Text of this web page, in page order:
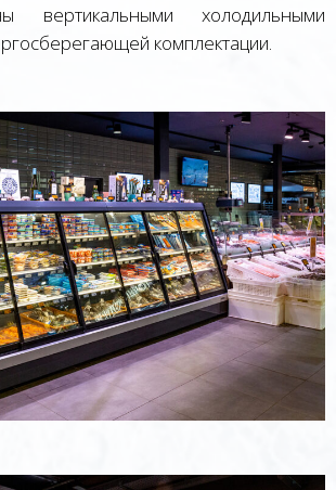
вертикальными холодильными
комплектации.